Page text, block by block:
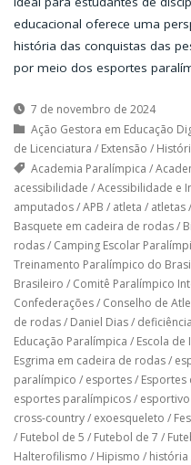
educacional oferece uma
história das conquistas das
por meio dos esportes
7 de novembro de 2024
Ação Gestora em Educação
de Licenciatura / Extensão /
Academia Paralímpica /
acessibilidade /Acessibilidade e
amputados/APB / atleta / atletas/
Basquete em cadeira de rodas/
rodas/ Camping Escolar
Treinamento Paralímpico do
Brasileiro / Comitê Paralímpico
Confederações/ Conselho de
de rodas/ Daniel Dias/ deficiência
Educação Paralímpica / Escola de
Esgrima em cadeira de rodas/
paralímpico / esportes/ Esportes
esportes paralímpicos/ esportivo
cross-country/ exoesqueleto /
/ Futebol de 5 / Futebol de 7 /
Halterofilismo / Hipismo / história